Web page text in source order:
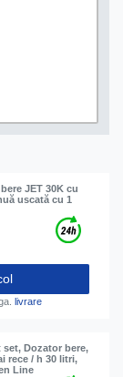
JET 30K cu
uscată cu 1
livrare
Dozator bere,
rece / h 30 litri,
Line